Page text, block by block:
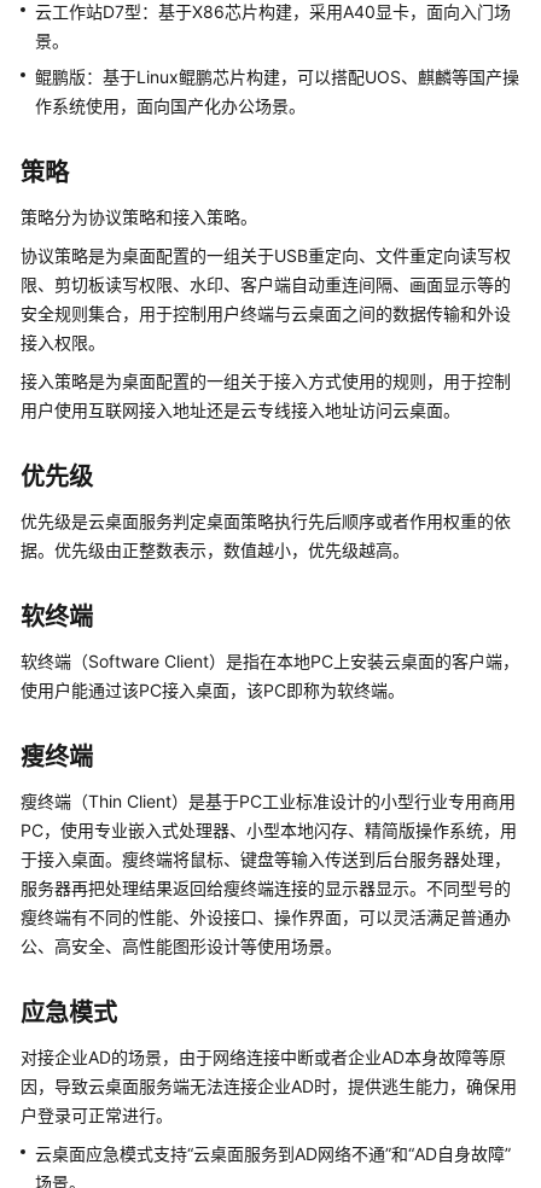
品
能
操
系
统
与
客
户
端
性
表
全
权
限
理
约
束
与
限
制
面
与
他
服
务
的
云工作站D7型：基于X86芯片构建，采用A40显卡，面向入门场
景。
鲲鹏版：基于Linux鲲鹏芯片构建，可以搭配UOS、麒麟等国产操
作系统使用，面向国产化办公场景。
策略
策略分为协议策略和接入策略。
协议策略是为桌面配置的一组关于USB重定向、文件重定向读写权
限、剪切板读写权限、水印、客户端自动重连间隔、画面显示等的
安全规则集合，用于控制用户终端与云桌面之间的数据传输和外设
接入权限。
接入策略是为桌面配置的一组关于接入方式使用的规则，用于控制
用户使用互联网接入地址还是云专线接入地址访问云桌面。
优先级
优先级是云桌面服务判定桌面策略执行先后顺序或者作用权重的依
据。优先级由正整数表示，数值越小，优先级越高。
软终端
软终端（Software Client）是指在本地PC上安装云桌面的客户端，
使用户能通过该PC接入桌面，该PC即称为软终端。
瘦终端
瘦终端（Thin Client）是基于PC工业标准设计的小型行业专用商用
PC，使用专业嵌入式处理器、小型本地闪存、精简版操作系统，用
于接入桌面。瘦终端将鼠标、键盘等输入传送到后台服务器处理，
服务器再把处理结果返回给瘦终端连接的显示器显示。不同型号的
瘦终端有不同的性能、外设接口、操作界面，可以灵活满足普通办
公、高安全、高性能图形设计等使用场景。
应急模式
对接企业AD的场景，由于网络连接中断或者企业AD本身故障等原
因，导致云桌面服务端无法连接企业AD时，提供逃生能力，确保用
户登录可正常进行。
云桌面应急模式支持“云桌面服务到AD网络不通”和“AD自身故障”
场景。